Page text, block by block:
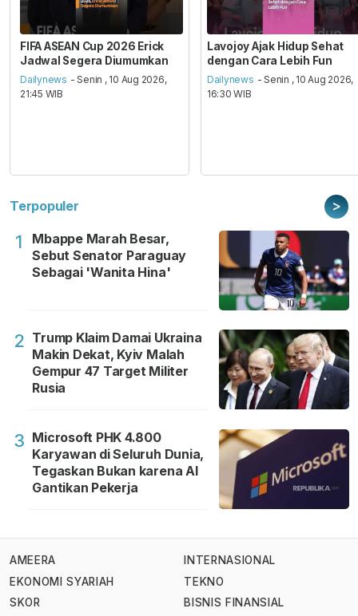
FIFA ASEAN Cup 2026 Erick
Jadwal Segera Diumumkan
Dailynews - Senin , 10 Aug 2026,
21:45 WIB
Lavojoy Ajak Hidup Sehat
dengan Cara Lebih Fun
Dailynews - Senin , 10 Aug 2026,
16:30 WIB
Terpopuler >
1
Mbappe Marah Besar,
Sebut Senator Paraguay
Sebagai 'Wanita Hina'
2 Trump Klaim Damai Ukraina
Makin Dekat, Kyiv Malah
Gempur 47 Target Militer
Rusia
3 Microsoft PHK 4.800
Karyawan di Seluruh Dunia,
Tegaskan Bukan karena AI
Gantikan Pekerja
AMEERA
EKONOMI SYARIAH
SKOR
INTERNASIONAL
TEKNO
BISNIS FINANSIAL